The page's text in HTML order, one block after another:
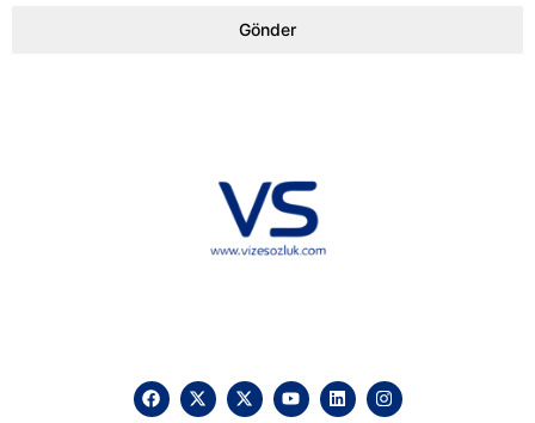
Gönder